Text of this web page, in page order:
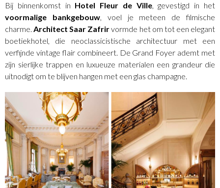
Bij binnenkomst in Hotel Fleur de Ville, gevestigd in het
voormalige bankgebouw, voel je meteen de filmische
charme.Architect Saar Zafrirvormde het om tot een elegant
boetiekhotel, die neoclassicistische architectuur met een
verfijnde vintage flair combineert. De Grand Foyer ademt met
zijn sierlijke trappen en luxueuze materialen een grandeur die
uitnodigt om te blijven hangen met een glas champagne.